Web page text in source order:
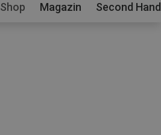
Shop Magazin Second Hand